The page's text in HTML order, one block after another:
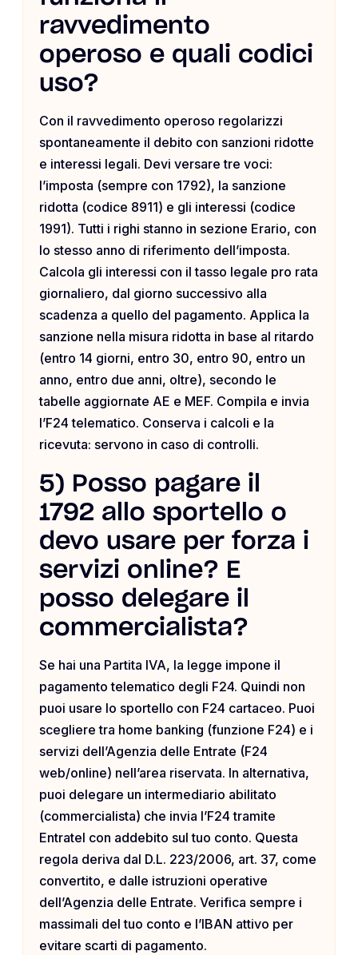
ravvedimento
operoso e quali codici
uso?
Con il ravvedimento operoso regolarizzi
spontaneamente il debito con sanzioni ridotte
e interessi legali. Devi versare tre voci:
l’imposta (sempre con 1792), la sanzione
ridotta (codice 8911) e gli interessi (codice
1991). Tutti i righi stanno in sezione Erario, con
lo stesso anno di riferimento dell’imposta.
Calcola gli interessi con il tasso legale pro rata
giornaliero, dal giorno successivo alla
scadenza a quello del pagamento. Applica la
sanzione nella misura ridotta in base al ritardo
(entro 14 giorni, entro 30, entro 90, entro un
anno, entro due anni, oltre), secondo le
tabelle aggiornate AE e MEF. Compila e invia
l’F24 telematico. Conserva i calcoli e la
ricevuta: servono in caso di controlli.
5) Posso pagare il
1792 allo sportello o
devo usare per forza i
servizi online? E
posso delegare il
commercialista?
Se hai una Partita IVA, la legge impone il
pagamento telematico degli F24. Quindi non
puoi usare lo sportello con F24 cartaceo. Puoi
scegliere tra home banking (funzione F24) e i
servizi dell’Agenzia delle Entrate (F24
web/online) nell’area riservata. In alternativa,
puoi delegare un intermediario abilitato
(commercialista) che invia l’F24 tramite
Entratel con addebito sul tuo conto. Questa
regola deriva dal D.L. 223/2006, art. 37, come
convertito, e dalle istruzioni operative
dell’Agenzia delle Entrate. Verifica sempre i
massimali del tuo conto e l’IBAN attivo per
evitare scarti di pagamento.